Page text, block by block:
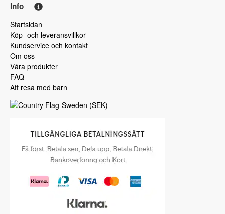
Info
Startsidan
Köp- och leveransvillkor
Kundservice och kontakt
Om oss
Våra produkter
FAQ
Att resa med barn
Sweden (SEK)